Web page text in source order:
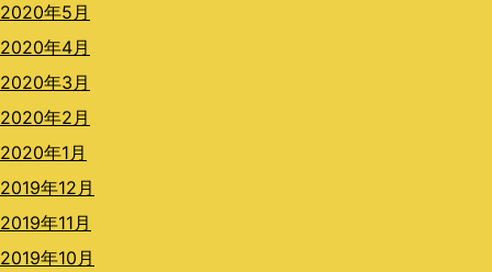
2020年5月
2020年4月
2020年3月
2020年2月
2020年1月
2019年12月
2019年11月
2019年10月